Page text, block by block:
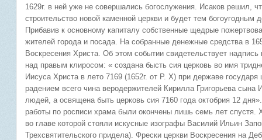
1629г. в ней уже не совершались богослужения. Исаков решил,
строительство новой каменной церкви и будет тем богоугодным
Прибавив к основному капиталу собственные щедрые
жителей города и посада. На собранные денежные средства в
Воскресения Христа. Об этом событии свидетельствует
над правым клиросом: « создана бысть сия церковь во имя
Иисуса Христа в лето 7169 (1652г. от Р. Х) при державе
радением всего чина веродержителей Кирилла Григорьева
людей, а освящена быть церковь сия 7160 года октобрия 12
работы по росписи храма были окончены лишь семь лет
во главе которой стояли искусные изографы Василий Ильин
Трехсвятительского придела). Фрески церкви Воскресения на